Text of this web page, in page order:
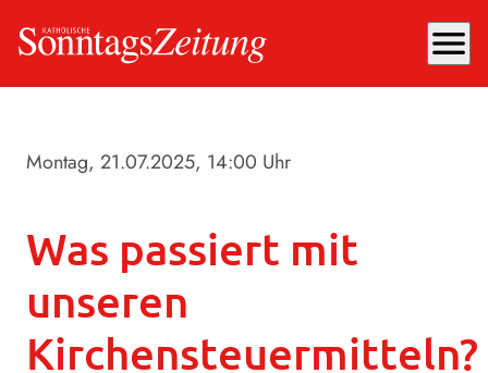
menu
Montag, 21.07.2025, 14:00 Uhr
Was passiert mit
unseren
Kirchensteuermitteln?